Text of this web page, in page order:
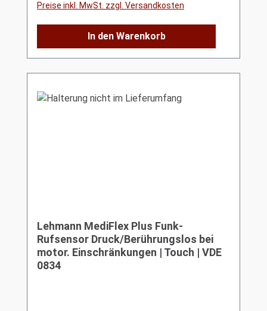
Preise inkl. MwSt. zzgl. Versandkosten
In den Warenkorb
Lehmann MediFlex Plus Funk-
Rufsensor Druck/Berührungslos bei
motor. Einschränkungen | Touch | VDE
0834